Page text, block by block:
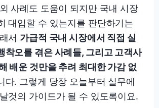
사례도 도움이 되지만 국내 시장
대입할 수 있는지를 판단하기는
서 가급적 국내 시장에서 직접 실
착오를 겪은 사례들, 그리고 고객사
배운 것만을 추려 최대한 가감 없
다. 그렇게 당장 오늘부터 실무에
것의 가이드가 될 수 있도록이요.